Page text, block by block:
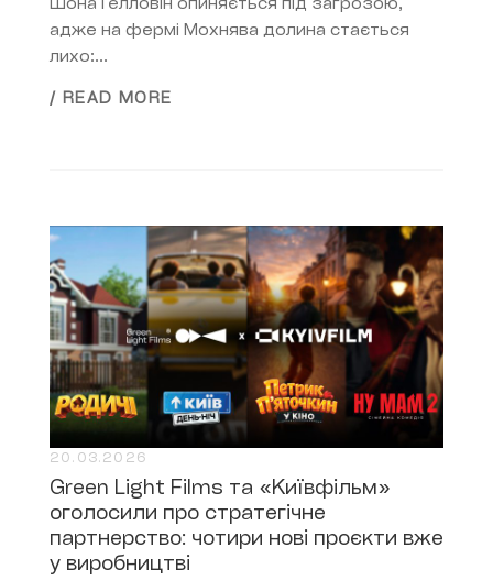
Шона Гелловін опиняється під загрозою,
адже на фермі Мохнява долина стається
лихо:...
/ READ MORE
20.03.2026
Green Light Films та «Київфільм»
оголосили про стратегічне
партнерство: чотири нові проєкти вже
у виробництві